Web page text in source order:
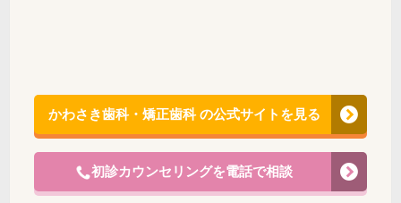
かわさき歯科・矯正歯科 の公式サイトを見る
初診カウンセリングを電話で相談